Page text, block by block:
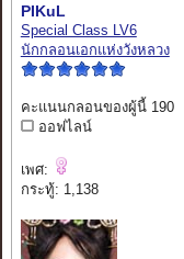
PIKuL
Special Class LV6
นักกลอนเอกแห่งวังหลวง
คะแนนกลอนของผู้นี้ 190
ออฟไลน์
เพศ:
กระทู้: 1,138